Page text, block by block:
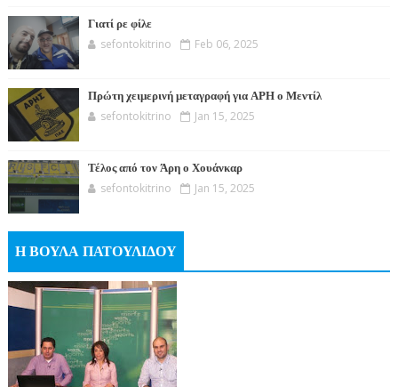
Γιατί ρε φίλε
sefontokitrino Feb 06, 2025
Πρώτη χειμερινή μεταγραφή για ΑΡΗ ο Μεντίλ
sefontokitrino Jan 15, 2025
Τέλος από τον Άρη ο Χουάνκαρ
sefontokitrino Jan 15, 2025
Η ΒΟΥΛΑ ΠΑΤΟΥΛΙΔΟΥ